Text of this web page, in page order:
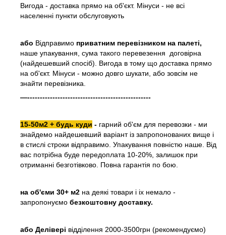
Вигода - доставка прямо на об'єкт. Мінуси - не всі
населенні пункти обслуговують
або Відправимо приватним перевізником на палеті,
наше упакування, сума такого перевезення договірна
(найдешевший спосіб). Вигода в тому що доставка прямо
на об'єкт. Мінуси - можно довго шукати, або зовсім не
знайти перевізника.
—-------------------------------------------------
15-50м2 + будь куди - гарний об'єм для перевозки - ми
знайдемо найдешевший варіант із запропонованих вище і
в стислі строки відправимо. Упакування повністю наше. Від
вас потрібна буде передоплата 10-20%, залишок при
отриманні безготівково. Повна гарантія по бою.
на об'єми 30+ м2 на деякі товари і іх немало -
запропонуємо безкоштовну доставку.
або Делівері відділення 2000-3500грн (рекомендуємо)